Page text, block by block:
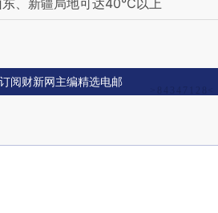
东、新疆局地可达40℃以上
订阅财新网主编精选电邮